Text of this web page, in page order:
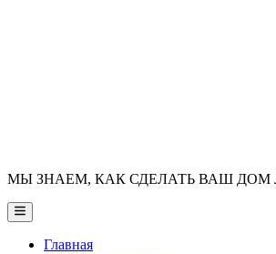
МЫ ЗНАЕМ, КАК СДЕЛАТЬ ВАШ ДОМ
Главное
меню
Главная